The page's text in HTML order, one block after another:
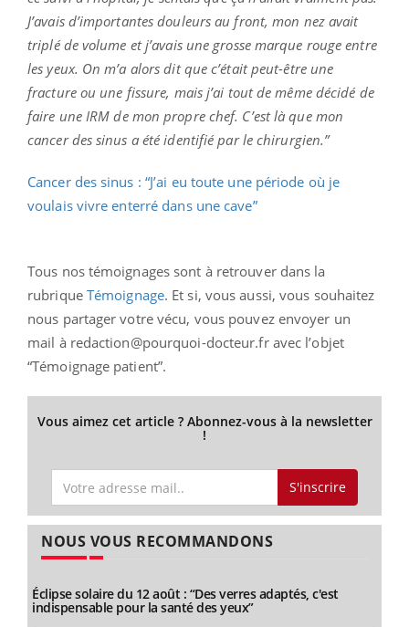
J’avais d’importantes douleurs au front, mon nez avait
triplé de volume et j’avais une grosse marque rouge entre
les yeux. On m’a alors dit que c’était peut-être une
fracture ou une fissure, mais j’ai tout de même décidé de
faire une IRM de mon propre chef. C’est là que mon
cancer des sinus a été identifié par le chirurgien.”
Cancer des sinus : “J’ai eu toute une période où je
voulais vivre enterré dans une cave”
Tous nos témoignages sont à retrouver dans la
rubrique Témoignage. Et si, vous aussi, vous souhaitez
nous partager votre vécu, vous pouvez envoyer un
mail à redaction@pourquoi-docteur.fr avec l’objet
“Témoignage patient”.
Vous aimez cet article ? Abonnez-vous à la newsletter
!
S'inscrire
NOUS VOUS RECOMMANDONS
Éclipse solaire du 12 août : “Des verres adaptés, c'est
indispensable pour la santé des yeux”